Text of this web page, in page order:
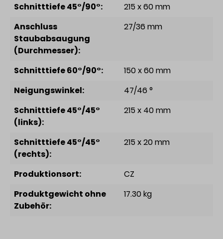
Schnitttiefe 45°/90°:
215 x 60 mm
Anschluss
Staubabsaugung
(Durchmesser):
27/36 mm
Schnitttiefe 60°/90°:
150 x 60 mm
Neigungswinkel:
47/46 °
Schnitttiefe 45°/45°
(links):
215 x 40 mm
Schnitttiefe 45°/45°
(rechts):
215 x 20 mm
Produktionsort:
CZ
Produktgewicht ohne
Zubehör:
17.30 kg